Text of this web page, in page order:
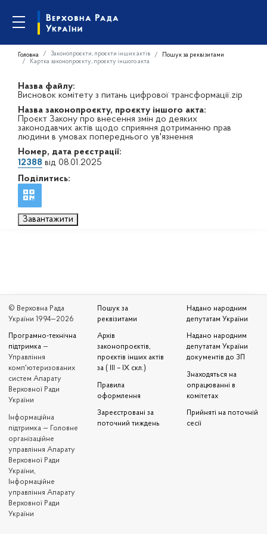
Головна Законопроєкти, проєкти інших актів
Пошук за реквізитами
Картка законопроєкту, проєкту іншого акта
Назва файлу:
Висновок комітету з питань цифрової трансформації.zip
Назва законопроєкту, проєкту іншого акта:
Проєкт Закону про внесення змін до деяких
законодавчих актів щодо сприяння дотриманню прав
людини в умовах попереднього ув'язнення
Номер, дата реєстрації:
12388 від 08.01.2025
Поділитись:
Завантажити
© Верховна Рада
України 1994—2026
Програмно-технічна
підтримка —
Управління
комп'ютеризованих
систем Апарату
Верховної Ради
України
Iнформаційна
підтримка — Головне
організаційне
управління Апарату
Верховної Ради
України,
Інформаційне
управління Апарату
Верховної Ради
України
Пошук за
реквізитами
Архів
законопроєктів,
проєктів інших актів
за ( III – IX скл.)
Правила
оформлення
Зареєстровані за
поточний тиждень
Надано народним
депутатам України
Надано народним
депутатам України
документів до ЗП
Знаходяться на
опрацюванні в
комітетах
Прийняті на поточній
сесії